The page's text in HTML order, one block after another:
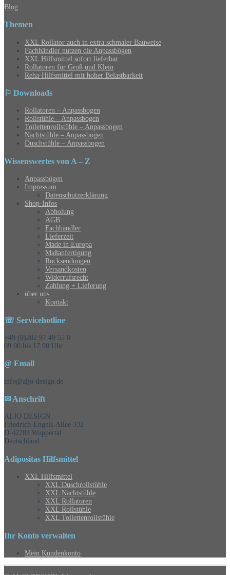
Blog
Themen
XXL Rollator auch in extra schmaler Bauweise
Fachhändler nutzen die Anpassbögen
XXL Hilfsmittel sofort lieferbar
Rollatoren für Groß und Klein
Reha-Hilfsmittel mit hoher Belastbarkeit
⚐ Downloads
Rollatoren – Anpassbogen
Rollstühle – Anpassbogen
Toilettenrollstühle – Anpassbogen
Nachtstühle – Anpassbogen
Duschstühle – Anpassbogen
Wissenswertes von A – Z
Anpassbögen
Impressum
Datenschutzerklärung
Shop-Infos
Abholung
AGB
Fachhändler
Lieferzeit
Made in Europa
Maßanfertigung
Rücksendungen
Versandkosten
Widerrufsrecht
Zahlung + Lieferung
über uns
Kontakt
☏ Servicehotline
+49 (0)202 97 49 55 0
09.00 bis 17.00 Uhr
@ Email
info@aljo-design.de
✉ Anschrift
ALJO DESIGN
Friedrich-Engels-Allee 332
D-42283 Wuppertal
Deutschland
Adipositas Hilfsmittel
XXL Hilfsmittel
XXL Duschrollstühle
XXL Nachtstühle
XXL Rollatoren
XXL Rollstühle
XXL Toilettenrollstühle
Ihr Konto verwalten
Mein Kundenkonto